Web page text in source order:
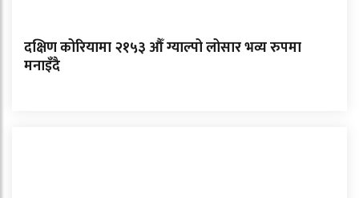
दक्षिण कोरियामा २१५३ औँ ग्याल्पो लोसार भव्य रुपमा
मनाइँदै